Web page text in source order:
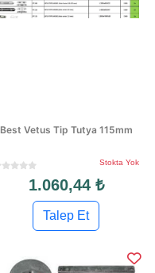
Best Vetus Tip Tutya 115mm
Stokta Yok
1.060,44 ₺
Talep Et